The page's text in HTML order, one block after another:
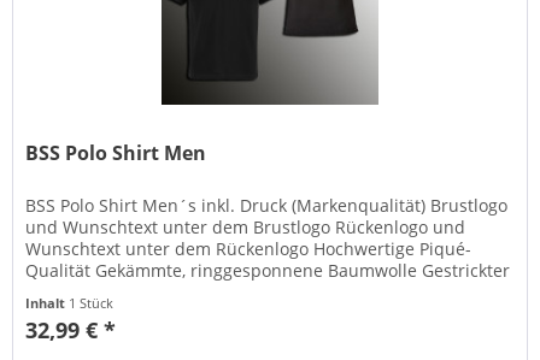
BSS Polo Shirt Men
BSS Polo Shirt Men´s inkl. Druck (Markenqualität) Brustlogo
und Wunschtext unter dem Brustlogo Rückenlogo und
Wunschtext unter dem Rückenlogo Hochwertige Piqué-
Qualität Gekämmte, ringgesponnene Baumwolle Gestrickter
Inhalt 1 Stück
32,99 € *